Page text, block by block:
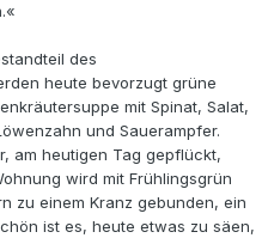
des
heute bevorzugt grüne
mit Spinat, Salat,
und Sauerampfer.
am heutigen Tag gepflückt,
wird mit Frühlingsgrün
zu einem Kranz gebunden, ein
ist es, heute etwas zu säen,